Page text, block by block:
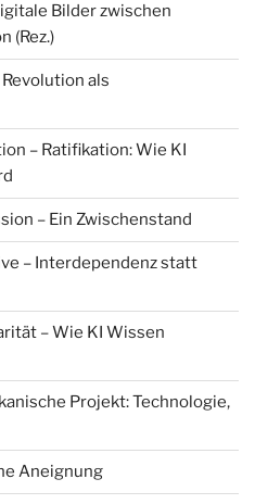
Bilder zwischen
(Rez.)
als
– Ratifikation: Wie KI
– Ein Zwischenstand
– Interdependenz statt
– Wie KI Wissen
Projekt: Technologie,
Aneignung